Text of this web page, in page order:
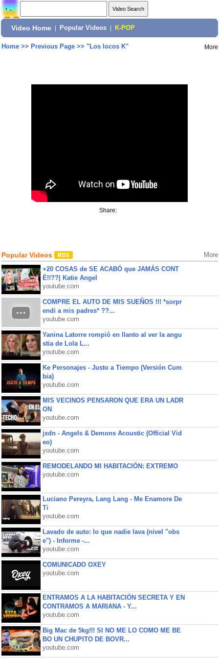
Video Home Popular Videos K-POP
Home>> Previous Page>> "Los locos K" More
Share:
Popular Videos More
+20 COSAS de SE ACABÓ que JAMÁS CONT
É!!??| Katie Angel
youtube.com
COMPRE EL AUTO DE MIS SUEÑOS !!! *sorpr
endi a mis padres* ??...
youtube.com
Yanina Latorre rompió en llanto al ver la angu
stia de Lola L...
youtube.com
Ke Personajes - Justo a Tiempo (Versión Cum
bia)
youtube.com
MIS VECINOS PENSARON QUE ERA UN LADR
ON
youtube.com
jxdn - Angels & Demons Acoustic (Official Vid
eo)
youtube.com
REMODELANDO MI HABITACIÓN: EXTREMO
youtube.com
Luciano Pereyra, Lang Lang - Me Enamore De
Ti
youtube.com
Lavado de auto: lo que nadie lava (nivel "obs
e") - Informe -...
youtube.com
COMUNICADO OXEY
youtube.com
ENTRAMOS A LA HABITACIÓN SECRETA Y EN
CONTRAMOS A MARIANA - Y...
youtube.com
Big Mac de 5kg!!! SI NO ME LO COMO ME BE
BO UN CHUPITO DE BOVR...
youtube.com